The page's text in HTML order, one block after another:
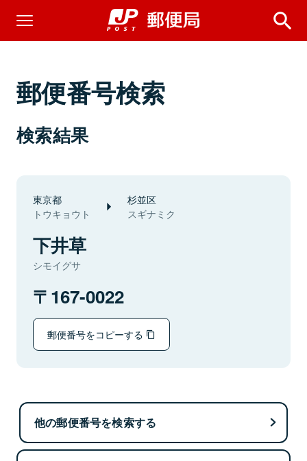
郵便番号検索
検索結果
東京都
トウキョウト
杉並区
スギナミク
下井草
シモイグサ
167-0022
郵便番号をコピーする
他の郵便番号を検索する